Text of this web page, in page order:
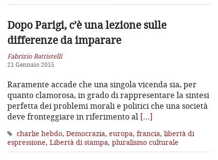
Dopo Parigi, c’è una lezione sulle
differenze da imparare
Fabrizio Battistelli
21 Gennaio 2015
Raramente accade che una singola vicenda sia, per
quanto clamorosa, in grado di rappresentare la sintesi
perfetta dei problemi morali e politici che una società
deve fronteggiare in riferimento al […]
charlie hebdo, Democrazia, europa, francia, libertà di
espressione, Libertà di stampa, pluralismo culturale